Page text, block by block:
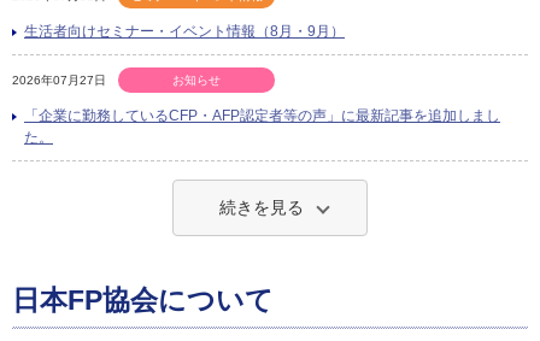
生活者向けセミナー・イベント情報（8月・9月）
2026年07月27日 お知らせ
「企業に勤務しているCFP・AFP認定者等の声」に最新記事を追加しまし
た。
続きを見る
日本FP協会について